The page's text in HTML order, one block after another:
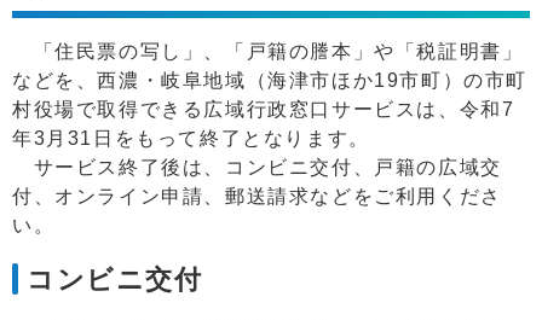
「住民票の写し」、「戸籍の謄本」や「税証明書」
などを、西濃・岐阜地域（海津市ほか19市町）の市町
村役場で取得できる広域行政窓口サービスは、令和7
年3月31日をもって終了となります。
サービス終了後は、コンビニ交付、戸籍の広域交
付、オンライン申請、郵送請求などをご利用くださ
い。
コンビニ交付